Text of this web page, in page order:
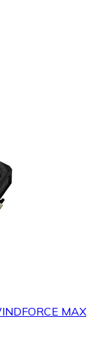
MAX